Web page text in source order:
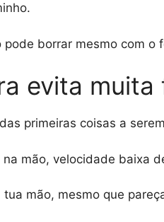
borrar mesmo com o
evita
primeiras coisas a
mão, velocidade baixa
mão, mesmo que